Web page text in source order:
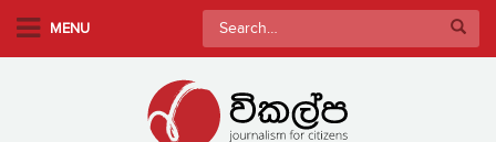
MENU
Search
for: